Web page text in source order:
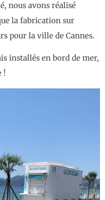
nous avons réalisé
la fabrication sur
pour la ville de Cannes.
installés en bord de mer,
!